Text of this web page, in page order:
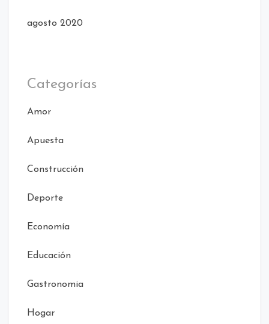
agosto 2020
Categorías
Amor
Apuesta
Construcción
Deporte
Economía
Educación
Gastronomia
Hogar